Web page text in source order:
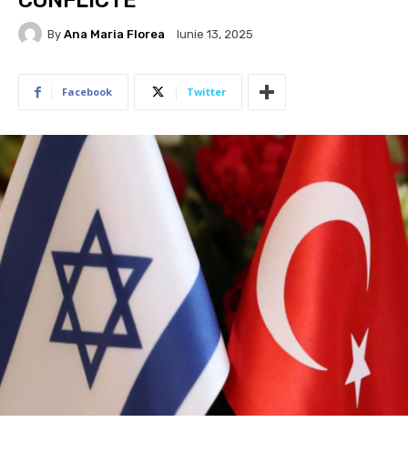
By Ana Maria Florea Iunie 13, 2025
Facebook Twitter